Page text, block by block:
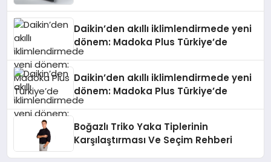
Daikin’den akıllı iklimlendirmede yeni
dönem: Madoka Plus Türkiye’de
Daikin’den akıllı iklimlendirmede yeni
dönem: Madoka Plus Türkiye’de
Boğazlı Triko Yaka Tiplerinin
Karşılaştırması Ve Seçim Rehberi